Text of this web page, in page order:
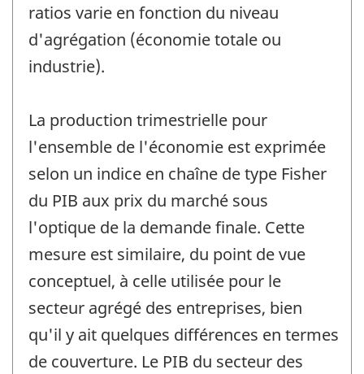
ratios varie en fonction du niveau
d'agrégation (économie totale ou
industrie).
La production trimestrielle pour
l'ensemble de l'économie est exprimée
selon un indice en chaîne de type Fisher
du PIB aux prix du marché sous
l'optique de la demande finale. Cette
mesure est similaire, du point de vue
conceptuel, à celle utilisée pour le
secteur agrégé des entreprises, bien
qu'il y ait quelques différences en termes
de couverture. Le PIB du secteur des